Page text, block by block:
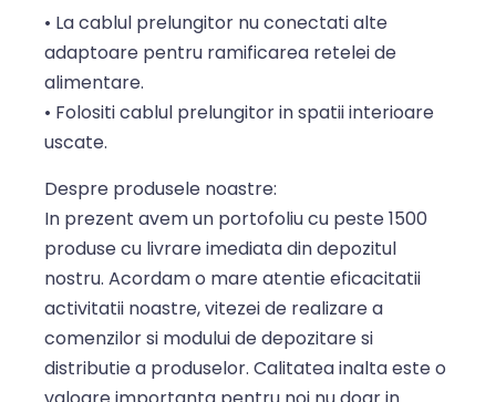
• La cablul prelungitor nu conectati alte
adaptoare pentru ramificarea retelei de
alimentare.
• Folositi cablul prelungitor in spatii interioare
uscate.
Despre produsele noastre:
In prezent avem un portofoliu cu peste 1500
produse cu livrare imediata din depozitul
nostru. Acordam o mare atentie eficacitatii
activitatii noastre, vitezei de realizare a
comenzilor si modului de depozitare si
distributie a produselor. Calitatea inalta este o